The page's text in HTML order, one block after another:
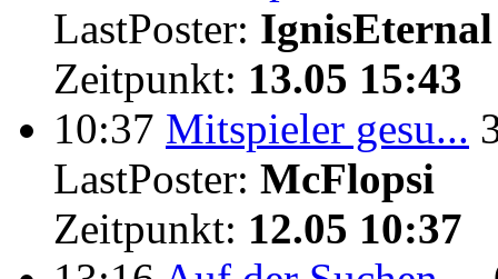
LastPoster: IgnisEternal
Zeitpunkt: 13.05 15:43
10:37 Mitspieler gesu...
LastPoster: McFlopsi
Zeitpunkt: 12.05 10:37